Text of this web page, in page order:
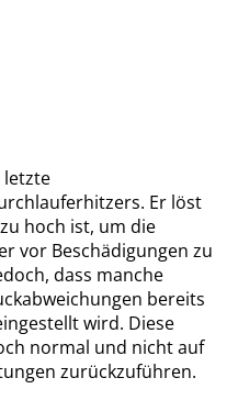
letzte
Er löst
hoch ist, um die
vor Beschädigungen zu
dass manche
bereits
wird. Diese
normal und nicht auf
zurückzuführen.